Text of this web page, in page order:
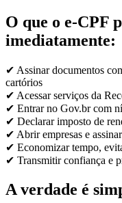
O que o e-CPF
imediatamente:
✔ Assinar documentos
cartórios
✔ Acessar serviços da
✔ Entrar no Gov.br com
✔ Declarar imposto de
✔ Abrir empresas e
✔ Economizar tempo,
✔ Transmitir confiança e
A verdade é